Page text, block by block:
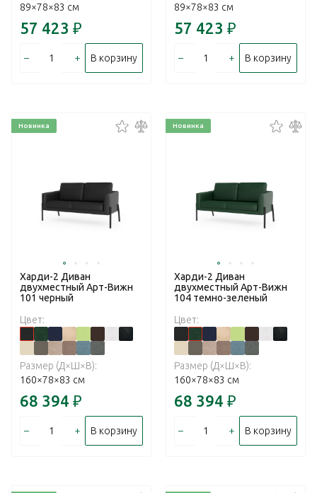
89×78×83 см
57 423 ₽
– + В корзину
89×78×83 см
57 423 ₽
– + В корзину
Новинка
Харди-2 Диван
двухместный Арт-Вижн
101 черный
Цвет:
Размер (Д×Ш×В):
160×78×83 см
68 394 ₽
– + В корзину
Новинка
Харди-2 Диван
двухместный Арт-Вижн
104 темно-зеленый
Цвет:
Размер (Д×Ш×В):
160×78×83 см
68 394 ₽
– + В корзину